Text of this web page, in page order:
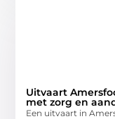
Uitvaart
met zorg en
Een uitvaart in